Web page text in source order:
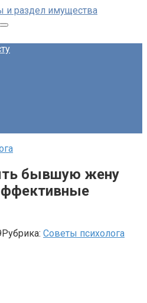
и раздел имущества
бывшую жену
Рубрика: Советы психолога